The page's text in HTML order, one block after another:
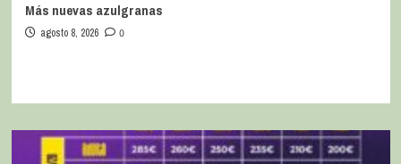
Más nuevas azulgranas
agosto 8, 2026 0